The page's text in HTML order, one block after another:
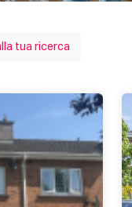
tua ricerca